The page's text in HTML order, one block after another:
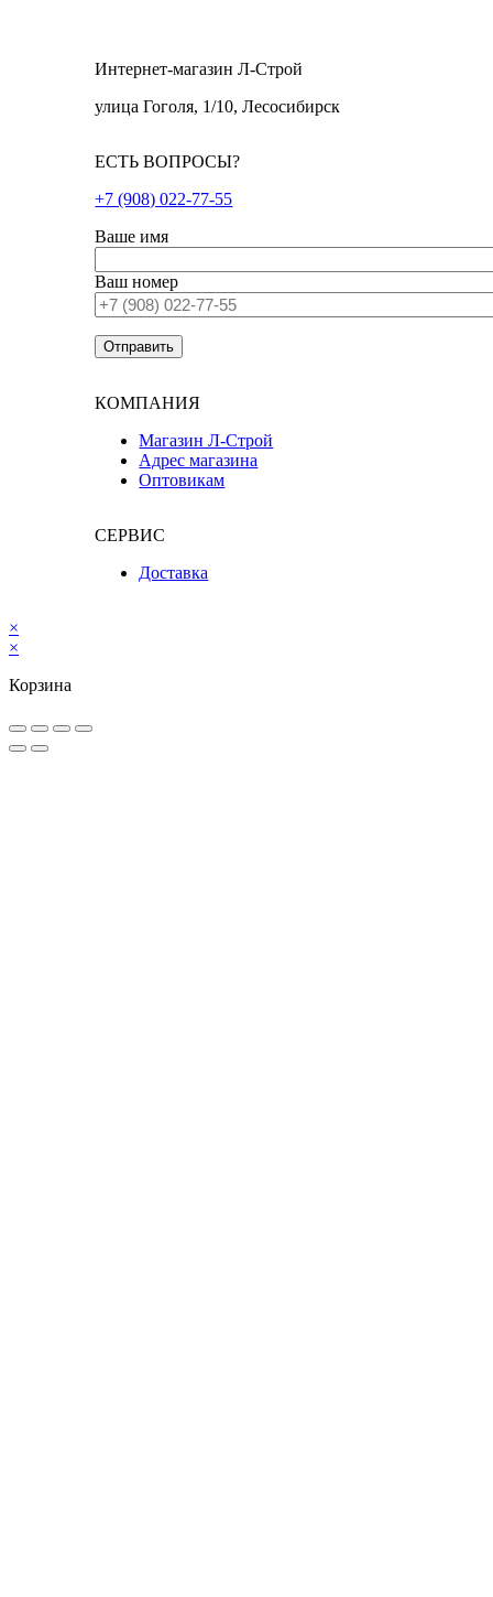
Интернет-магазин Л-Строй
улица Гоголя, 1/10, Лесосибирск
ЕСТЬ ВОПРОСЫ?
+7 (908) 022-77-55
Ваше имя
Ваш номер
КОМПАНИЯ
Магазин Л-Строй
Адрес магазина
Оптовикам
СЕРВИС
Доставка
×
×
Корзина